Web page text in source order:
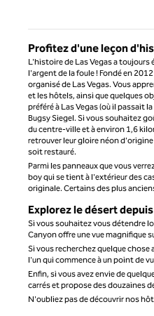
Profitez d'une leçon
L'histoire de Las Vegas a
l'argent de la foule ! Fondé en
organisé de Las Vegas. Vous
et les hôtels, ainsi que quelques
préféré à Las Vegas (où il passait
Bugsy Siegel. Si vous souhaitez
du centre-ville et à environ 1,6
retrouver leur gloire néon
soit restauré.
Parmi les panneaux que vous
boy qui se tient à l'extérieur des
originale. Certains des plus
Explorez le désert
Si vous souhaitez vous détendre
Canyon offre une vue magnifique
Si vous recherchez quelque chose
l'un qui commence à un point de
Enfin, si vous avez envie de
carrés et propose des douzaines
N'oubliez pas de découvrir nos